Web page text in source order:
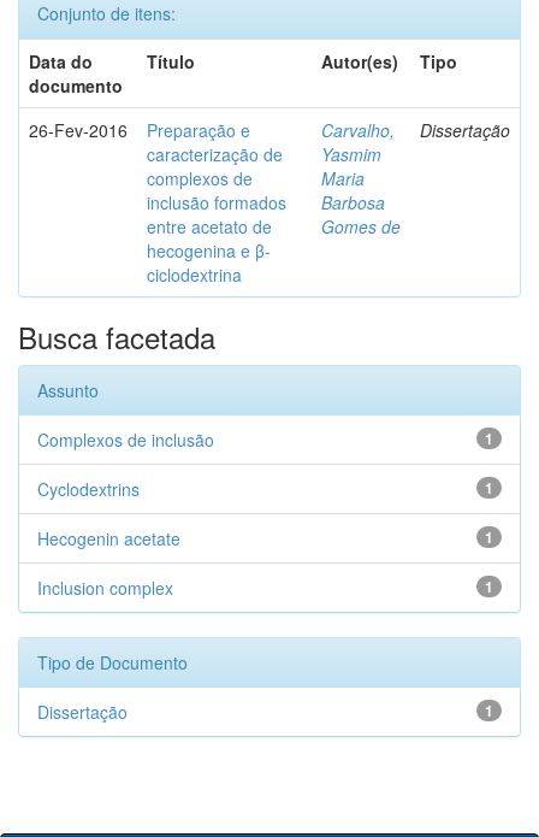
Conjunto de itens:
Data do
documento
Título Autor(es) Tipo
26-Fev-2016
Preparação e
caracterização de
complexos de
inclusão formados
entre acetato de
hecogenina e β-
ciclodextrina
Carvalho,
Yasmim
Maria
Barbosa
Gomes de
Dissertação
Busca facetada
Assunto
1
Complexos de inclusão
1
Cyclodextrins
1
Hecogenin acetate
1
Inclusion complex
Tipo de Documento
1
Dissertação